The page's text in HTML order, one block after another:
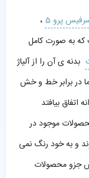
پرو 5
،
به صورت کامل
بدنه ی آن را از آلیاژ
در برابر خط و خش
بیافتد
موجود در
و به خود رنگ نمی
جزو محصولات